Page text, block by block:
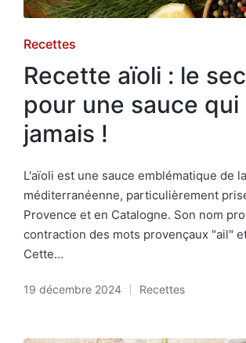
Posted
in
Recettes
Recette aïoli : le
pour une sauce
jamais !
L'aïoli est une sauce emblématique de
méditerranéenne, particulièrement
Provence et en Catalogne. Son nom
contraction des mots provençaux "ail"
Cette…
19 décembre 2024
Posted
Recettes